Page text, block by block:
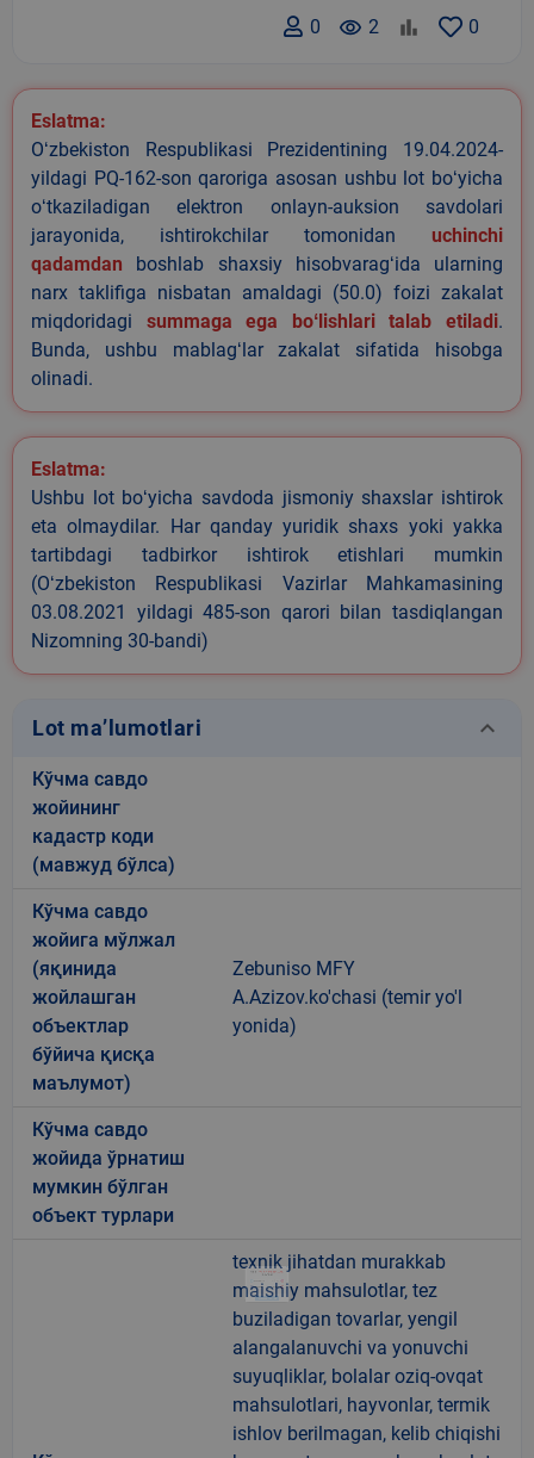
0
remove_red_eye 2
0
Eslatma:
Oʻzbekiston Respublikasi Prezidentining 19.04.2024-
yildagi PQ-162-son qaroriga asosan ushbu lot boʻyicha
oʻtkaziladigan elektron onlayn-auksion savdolari
jarayonida, ishtirokchilar tomonidan uchinchi
qadamdan boshlab shaxsiy hisobvaragʻida ularning
narx taklifiga nisbatan amaldagi (50.0) foizi zakalat
miqdoridagi summaga ega boʻlishlari talab etiladi.
Bunda, ushbu mablagʻlar zakalat sifatida hisobga
olinadi.
Eslatma:
Ushbu lot boʻyicha savdoda jismoniy shaxslar ishtirok
eta olmaydilar. Har qanday yuridik shaxs yoki yakka
tartibdagi tadbirkor ishtirok etishlari mumkin
(Oʻzbekiston Respublikasi Vazirlar Mahkamasining
03.08.2021 yildagi 485-son qarori bilan tasdiqlangan
Nizomning 30-bandi)
Lot ma’lumotlari keyboard_arrow_down
Кўчма савдо
жойининг
кадастр коди
(мавжуд бўлса)
Кўчма савдо
жойига мўлжал
(яқинида
жойлашган
объектлар
бўйича қисқа
маълумот)
Zebuniso MFY
A.Azizov.ko'chasi (temir yo'l
yonida)
Кўчма савдо
жойида ўрнатиш
мумкин бўлган
объект турлари
texnik jihatdan murakkab
maishiy mahsulotlar, tez
buziladigan tovarlar, yengil
alangalanuvchi va yonuvchi
suyuqliklar, bolalar oziq-ovqat
mahsulotlari, hayvonlar, termik
ishlov berilmagan, kelib chiqishi